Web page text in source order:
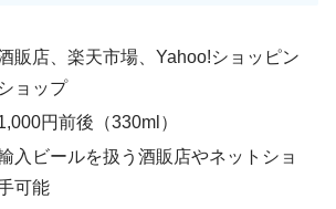
店、楽天市場、Yahoo!ショッピン
ョップ
円前後（330ml）
入ビールを扱う酒販店やネットショ
可能